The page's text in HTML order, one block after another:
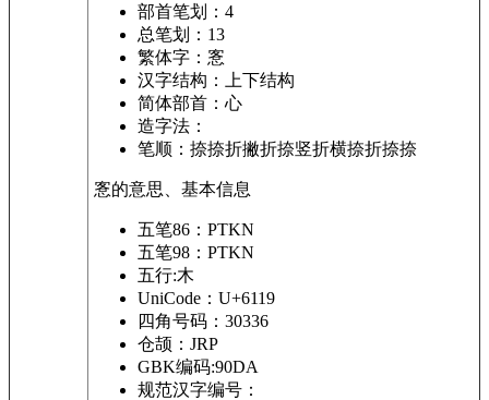
部首笔划： 4
总笔划： 13
繁体字： 愙
汉字结构：
上下结构
简体部首： 心
造字法：
笔顺： 捺捺折撇折捺竖折横捺折捺捺
愙的意思、基本信息
五笔86：PTKN
五笔98：PTKN
五行:木
UniCode：U+6119
四角号码：30336
仓颉：JRP
GBK编码:90DA
规范汉字编号：